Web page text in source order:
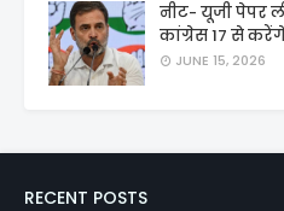
नीट- यूजी पेपर
कांग्रेस 17 से
JUNE 15, 2026
RECENT POSTS